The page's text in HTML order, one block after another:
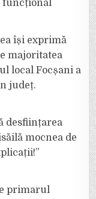
funcțional
își exprimă
majoritatea
local Focșani a
județ.
desființarea
mocnea de
primarul